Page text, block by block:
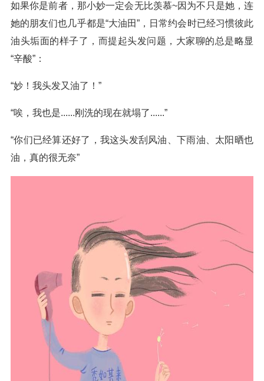
如果你是前者，那小妙一定会无比羡慕~因为不只是她，连
她的朋友们也几乎都是“大油田”，日常约会时已经习惯彼此
油头垢面的样子了，而提起头发问题，大家聊的总是略显
“辛酸”：
“妙！我头发又油了！”
“唉，我也是......刚洗的现在就塌了......”
“你们已经算还好了，我这头发刮风油、下雨油、太阳晒也
油，真的很无奈”